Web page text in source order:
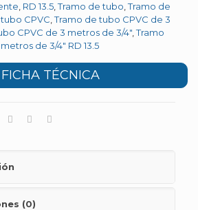
RD 13.5 ,Tramo de tubo ,Tramo de
CPVC ,Tramo de tubo CPVC de 3
CPVC de 3 metros de 3/4" ,Tramo
de 3/4" RD 13.5
FICHA TÉCNICA
(0)